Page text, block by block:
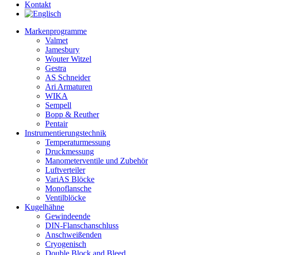
Kontakt
Markenprogramme
Valmet
Jamesbury
Wouter Witzel
Gestra
AS Schneider
Ari Armaturen
WIKA
Sempell
Bopp & Reuther
Pentair
Instrumentierungs­technik
Temperaturmessung
Druckmessung
Manometerventile und Zubehör
Luftverteiler
VariAS Blöcke
Monoflansche
Ventilblöcke
Kugelhähne
Gewindeende
DIN-Flanschanschluss
Anschweißenden
Cryogenisch
Double Block and Bleed